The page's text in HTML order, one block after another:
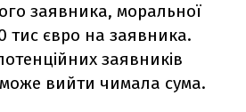
заявника, моральної
євро на заявника.
заявників
вийти чимала сума.